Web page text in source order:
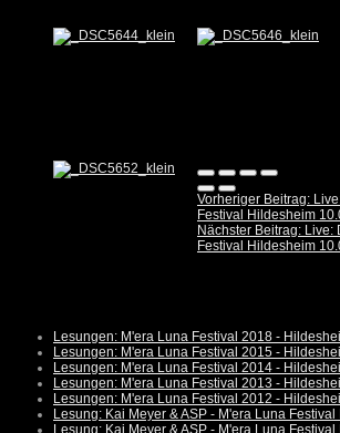
Vorheriger Beitrag:
Festival Hildesheim
Nächster Beitrag:
Festival Hildesheim
Lesungen: M'era Luna Festival 2018 -
Lesungen: M'era Luna Festival 2015 -
Lesungen: M'era Luna Festival 2014 -
Lesungen: M'era Luna Festival 2013 -
Lesungen: M'era Luna Festival 2012 -
Lesung: Kai Meyer & ASP - M'era Luna